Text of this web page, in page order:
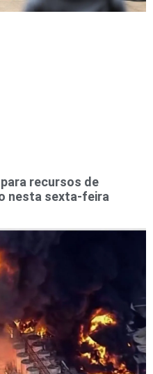
recursos de
nesta sexta-feira